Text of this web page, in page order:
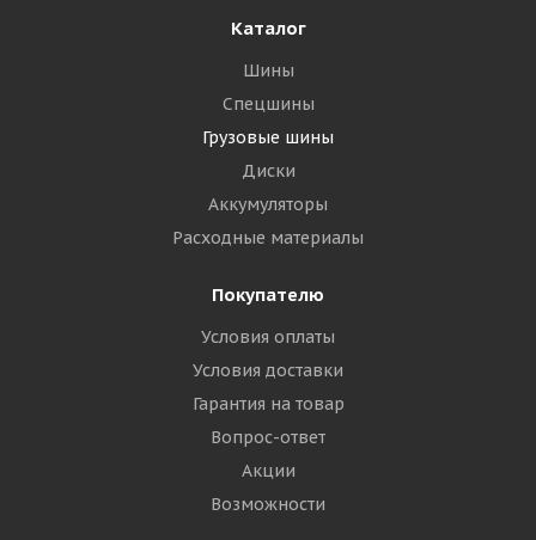
Подробнее
Каталог
Шины
Спецшины
Грузовые шины
Диски
Аккумуляторы
Расходные материалы
Покупателю
Условия оплаты
Условия доставки
Гарантия на товар
Вопрос-ответ
Акции
Возможности